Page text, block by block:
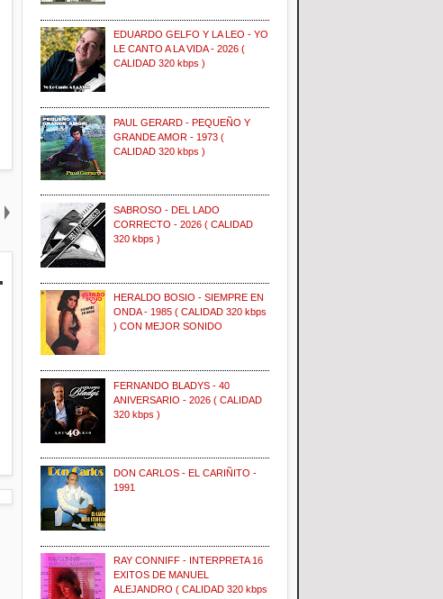
EDUARDO GELFO Y LA LEO - YO
LE CANTO A LA VIDA - 2026 (
CALIDAD 320 kbps )
PAUL GERARD - PEQUEÑO Y
GRANDE AMOR - 1973 (
CALIDAD 320 kbps )
SABROSO - DEL LADO
CORRECTO - 2026 ( CALIDAD
320 kbps )
HERALDO BOSIO - SIEMPRE EN
ONDA - 1985 ( CALIDAD 320 kbps
) CON MEJOR SONIDO
FERNANDO BLADYS - 40
ANIVERSARIO - 2026 ( CALIDAD
320 kbps )
DON CARLOS - EL CARIÑITO -
1991
RAY CONNIFF - INTERPRETA 16
EXITOS DE MANUEL
ALEJANDRO ( CALIDAD 320 kbps